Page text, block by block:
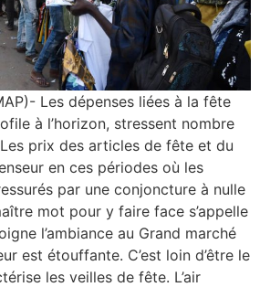
Les dépenses liées à la fête
à l’horizon, stressent nombre
prix des articles de fête et du
en ces périodes où les
par une conjoncture à nulle
mot pour y faire face s’appelle
l’ambiance au Grand marché
est étouffante. C’est loin d’être le
les veilles de fête. L’air